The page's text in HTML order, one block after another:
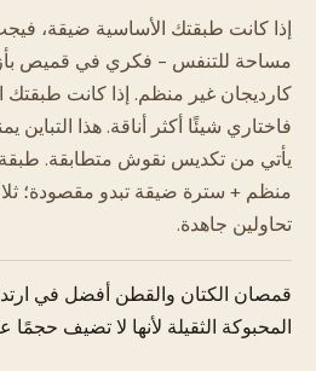
إذا كانت طبقتك الأساسية ضيقة،
مساحة للتنفس - فكري في قميص
كارديجان غير منظم. إذا كانت طبقتك
فاختاري شيئًا أكثر أناقة. هذا التباين
يأتي من تكديس نقوش متطابقة.
منظم + سترة ضيقة تبدو مقصودة؛
تحاولين جاهدة.
قمصان الكتان والقطن أفضل في
المحبوكة الثقيلة لأنها لا تضيف حجمًا